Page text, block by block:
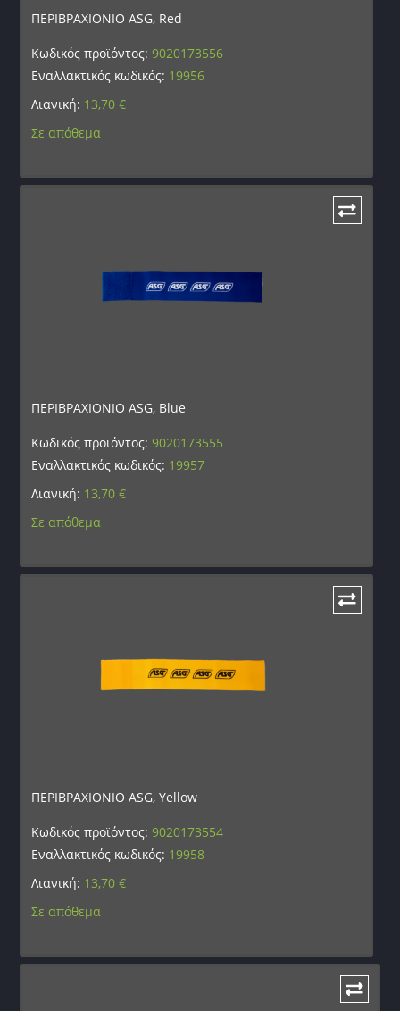
ΠΕΡΙΒΡΑΧΙΟΝΙΟ ASG, Red
Κωδικός προϊόντος:9020173556
Εναλλακτικός κωδικός: 19956
Λιανική: 13,70€
Σε απόθεμα
ΠΕΡΙΒΡΑΧΙΟΝΙΟ ASG, Blue
Κωδικός προϊόντος:9020173555
Εναλλακτικός κωδικός: 19957
Λιανική: 13,70€
Σε απόθεμα
ΠΕΡΙΒΡΑΧΙΟΝΙΟ ASG, Yellow
Κωδικός προϊόντος:9020173554
Εναλλακτικός κωδικός: 19958
Λιανική: 13,70€
Σε απόθεμα